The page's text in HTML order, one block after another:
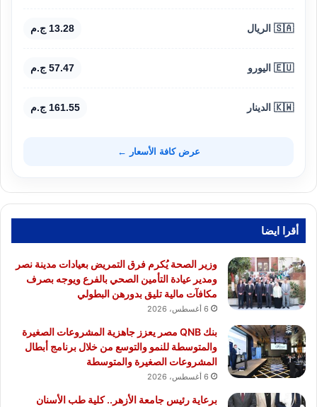
🇸🇦 الريال 13.28 ج.م
🇪🇺 اليورو 57.47 ج.م
🇰🇼 الدينار 161.55 ج.م
عرض كافة الأسعار ←
أقرا ايضا
وزير الصحة يُكرم فرق التمريض بعيادات مدينة نصر
ومدير عيادة التأمين الصحي بالفرع ويوجه بصرف
مكافآت مالية تليق بدورهن البطولي
6 أغسطس، 2026
بنك QNB مصر يعزز جاهزية المشروعات الصغيرة
والمتوسطة للنمو والتوسع من خلال برنامج أبطال
المشروعات الصغيرة والمتوسطة
6 أغسطس، 2026
برعاية رئيس جامعة الأزهر.. كلية طب الأسنان